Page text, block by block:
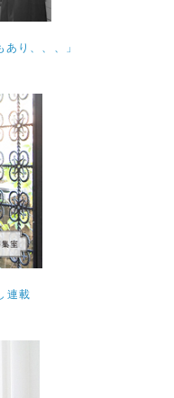
り、、、」
連載